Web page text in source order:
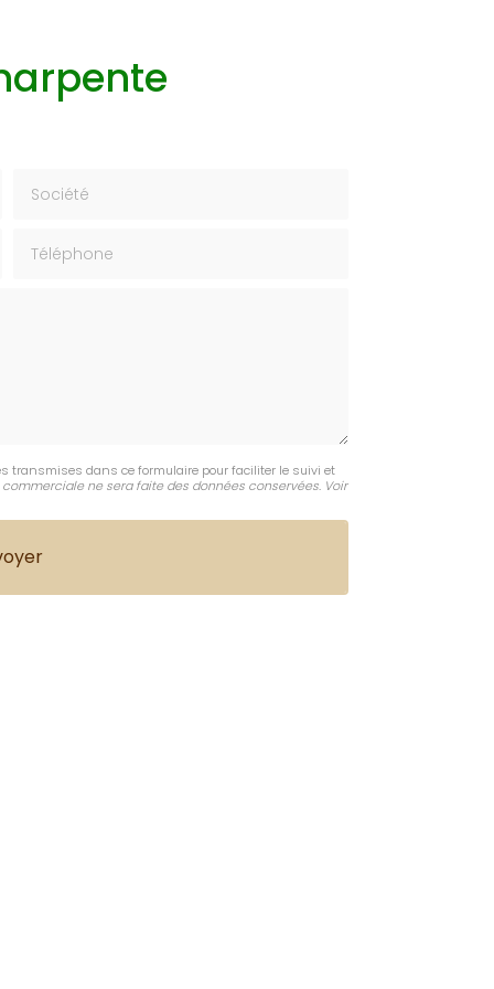
transmises dans ce formulaire pour faciliter le suivi et
ne sera faite des données conservées. Voir